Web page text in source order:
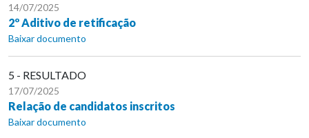
14/07/2025
2º Aditivo de retificação
Baixar documento
5 - RESULTADO
17/07/2025
Relação de candidatos inscritos
Baixar documento